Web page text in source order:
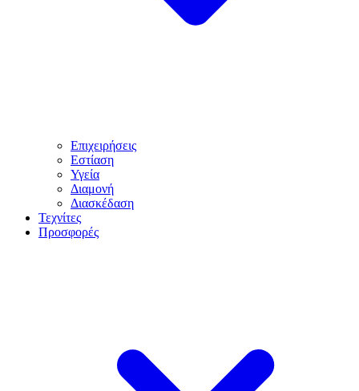
Επιχειρήσεις
Εστίαση
Υγεία
Διαμονή
Διασκέδαση
Τεχνίτες
Προσφορές